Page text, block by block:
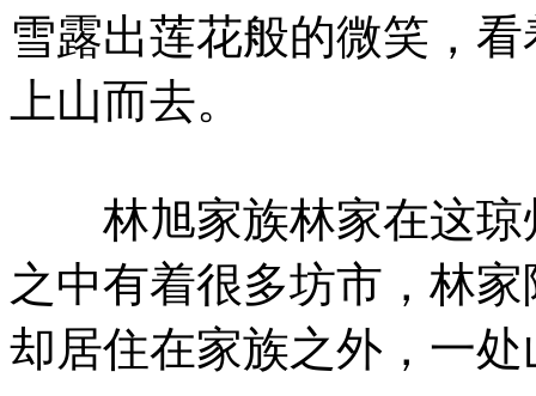
雪露出莲花般的微笑，
上山而去。
林旭家族林家在这琼
之中有着很多坊市，林
却居住在家族之外，一